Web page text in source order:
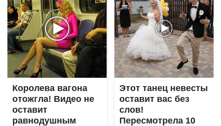
Королева вагона
отожгла! Видео не
оставит
равнодушным
Этот танец невесты
оставит вас без
слов!
Пересмотрела 10